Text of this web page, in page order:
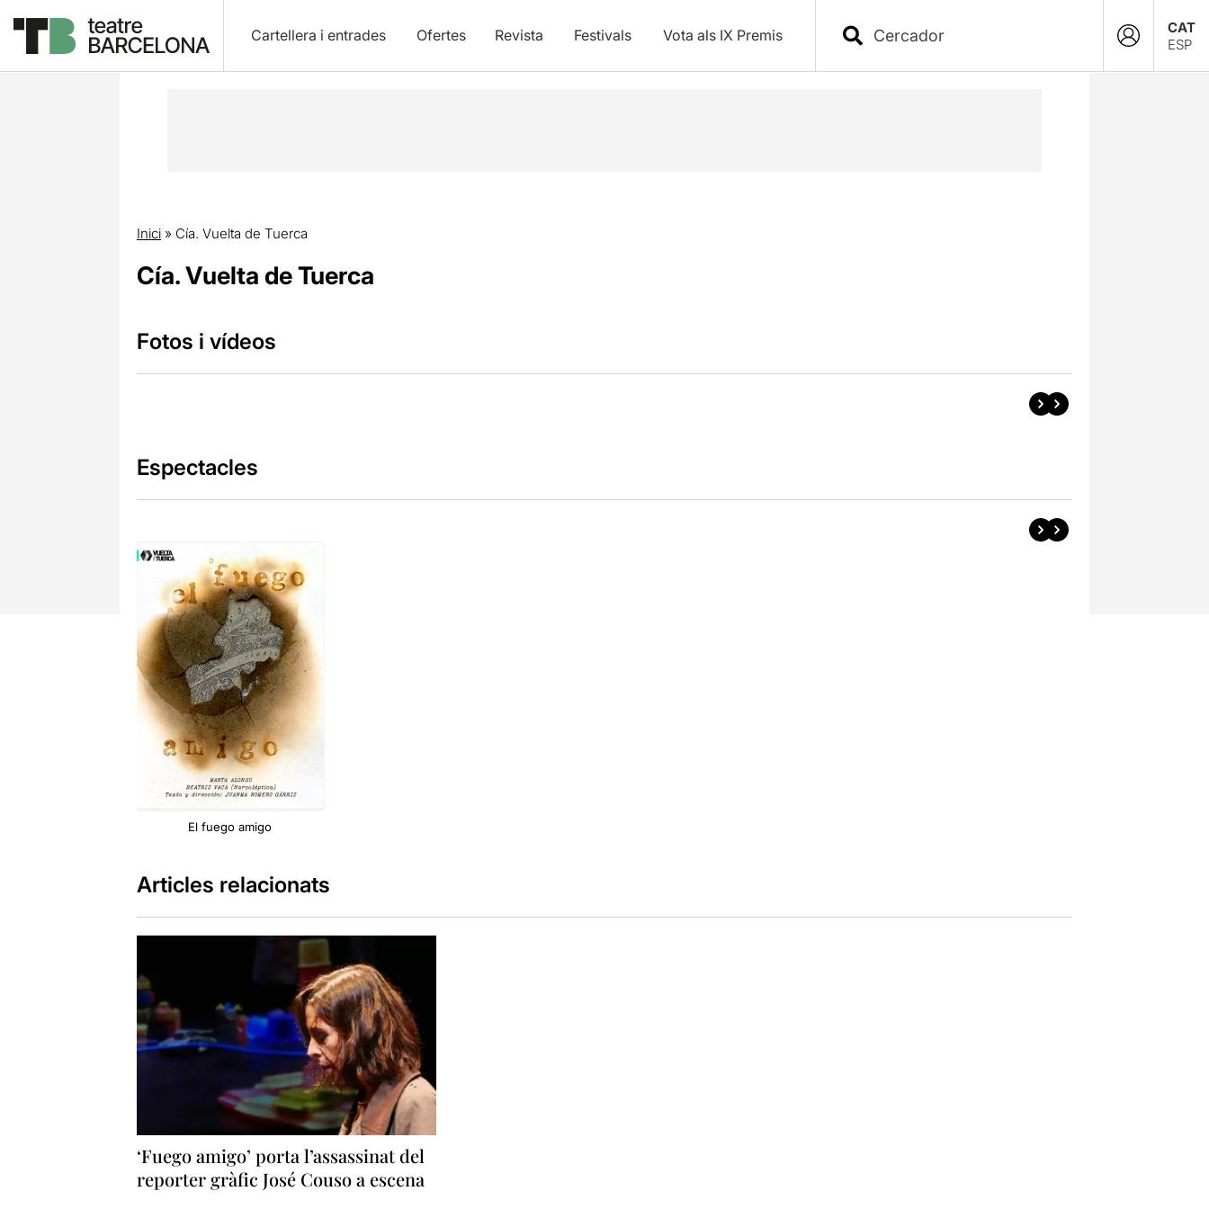
Cartellera i entrades Ofertes Revista Festivals Vota als IX Premis
CAT
ESP
Inici» Cía. Vuelta de Tuerca
Cía. Vuelta de Tuerca
Fotos i vídeos
Espectacles
El fuego amigo
Articles relacionats
‘Fuego amigo’ porta l’assassinat del
reporter gràfic José Couso a escena